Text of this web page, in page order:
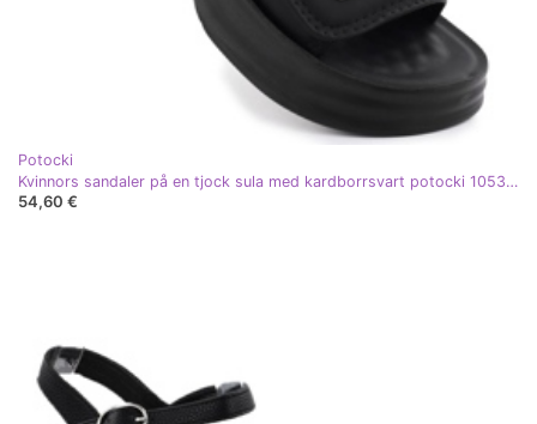
Potocki
Kvinnors sandaler på en tjock sula med kardborrsvart potocki 105300
54,60 €